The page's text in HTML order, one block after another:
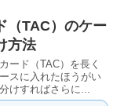
（TAC）のケー
方法
ード（TAC）を長く
スに入れたほうがい
けすればさらに...